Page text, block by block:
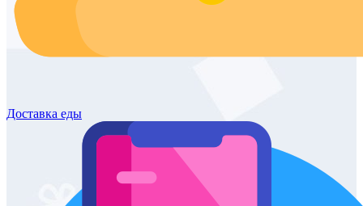
Доставка еды